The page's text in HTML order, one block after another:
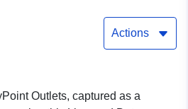
Actions
Outlets, captured as a